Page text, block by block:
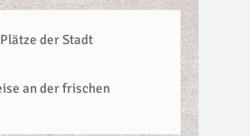
der Stadt
an der frischen